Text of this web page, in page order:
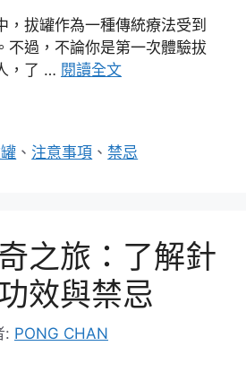
，拔罐作為一種傳統療法受到
不過，不論你是第一次體驗拔
，了 … 閱讀全文
、 注意事項 、禁忌
之旅：了解針
效與禁忌
: PONG CHAN